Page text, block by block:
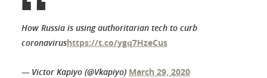
How Russia is using authoritarian tech to curb
coronavirushttps://t.co/ygq7HzeCus
— Victor Kapiyo (@Vkapiyo) March 29, 2020